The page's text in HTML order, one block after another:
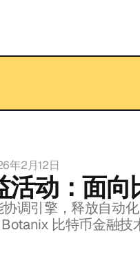
年2月12日
活动：面
调引擎，释放自动
比特币金融技